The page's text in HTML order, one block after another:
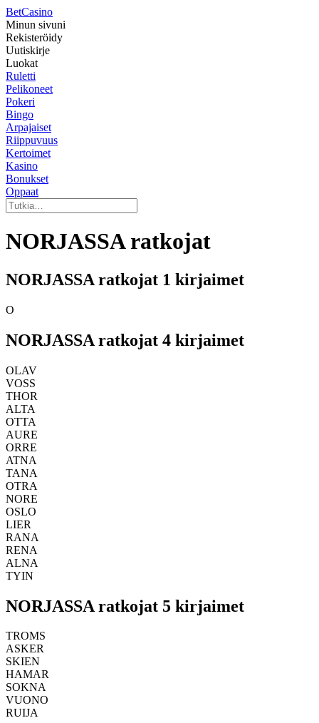
BetCasino
Minun sivuni
Rekisteröidy
Uutiskirje
Luokat
Ruletti
Pelikoneet
Pokeri
Bingo
Arpajaiset
Riippuvuus
Kertoimet
Kasino
Bonukset
Oppaat
NORJASSA ratkojat
NORJASSA ratkojat 1 kirjaimet
O
NORJASSA ratkojat 4 kirjaimet
OLAV
VOSS
THOR
ALTA
OTTA
AURE
ORRE
ATNA
TANA
OTRA
NORE
OSLO
LIER
RANA
RENA
ALNA
TYIN
NORJASSA ratkojat 5 kirjaimet
TROMS
ASKER
SKIEN
HAMAR
SOKNA
VUONO
RUIJA